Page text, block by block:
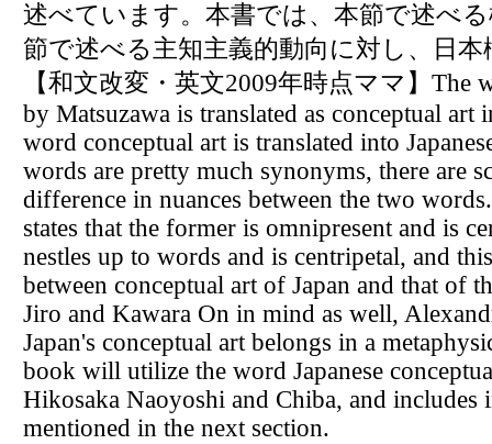
述べています。本書では、本節で述べ
節で述べる主知主義的動向に対し、日
【和文改変・英文2009年時点ママ】The
by Matsuzawa is translated as conceptual
word conceptual art is translated into
words are pretty much synonyms, there are
difference in nuances between the two
states that the former is omnipresent and is
nestles up to words and is centripetal, and
between conceptual art of Japan and that of
Jiro and Kawara On in mind as well,
Japan's conceptual art belongs in a
book will utilize the word Japanese
Hikosaka Naoyoshi and Chiba, and
mentioned in the next section.